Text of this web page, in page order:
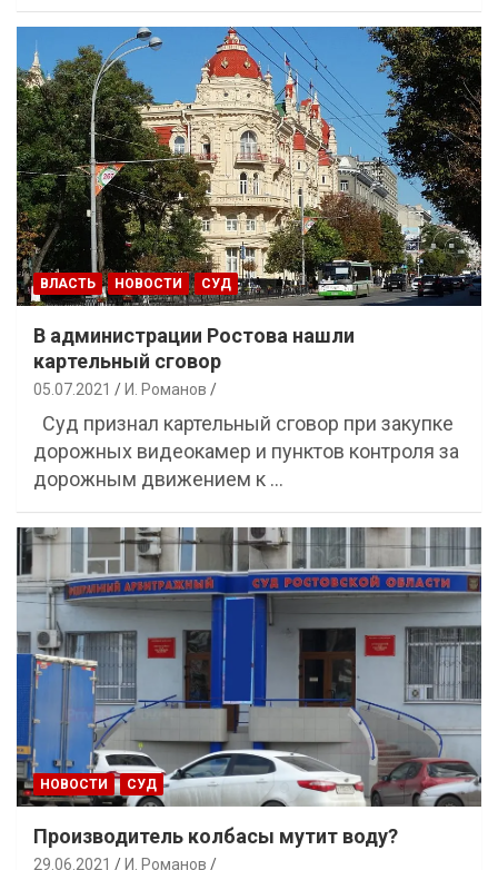
ВЛАСТЬ НОВОСТИ СУД
В администрации Ростова нашли
картельный сговор
05.07.2021 И. Романов
Суд признал картельный сговор при закупке
дорожных видеокамер и пунктов контроля за
дорожным движением к …
НОВОСТИ СУД
Производитель колбасы мутит воду?
29.06.2021 И. Романов